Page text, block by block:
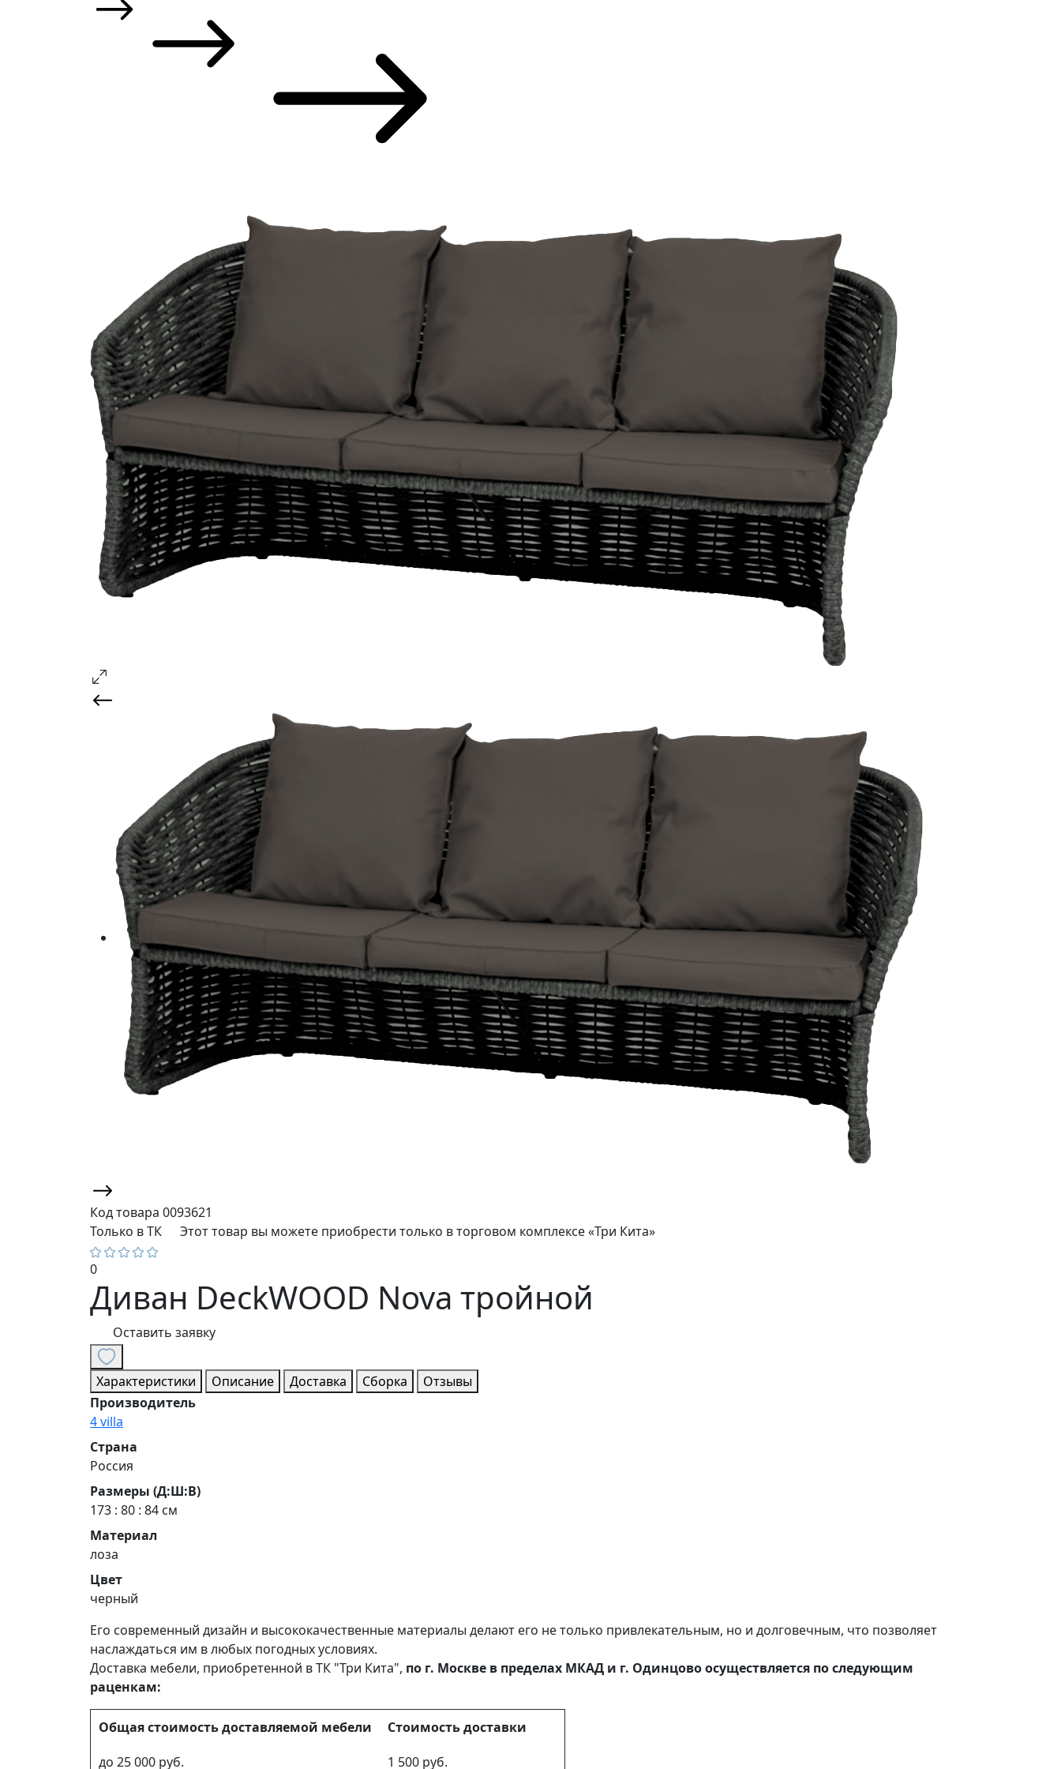
Код товара 0093621
Только в ТК
Этот товар вы можете приобрести только в торговом комплексе «Три Кита»
0
Диван DeckWOOD Nova тройной
Оставить заявку
Характеристики Описание Доставка Сборка
Отзывы
Производитель
4 villa
Страна
Россия
Размеры (Д:Ш:В)
173 : 80 : 84 см
Материал
лоза
Цвет
черный
Его современный дизайн и высококачественные материалы делают его не только привлекательным, но и долговечным, что позволяет
наслаждаться им в любых погодных условиях.
Доставка мебели, приобретенной в ТК "Три Кита", по г. Москве в пределах МКАД и г. Одинцово осуществляется по следующим
раценкам:
Общая стоимость доставляемой мебели
Стоимость доставки
до 25 000 руб.
1 500 руб.